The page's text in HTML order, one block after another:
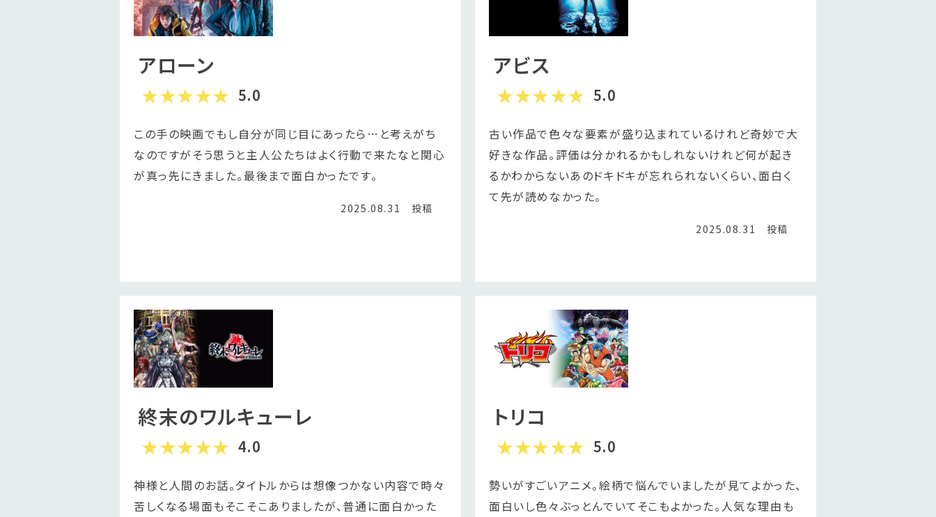
アローン
5.0
この手の映画でもし自分が同じ目にあったら…と考えがち
なのですがそう思うと主人公たちはよく行動で来たなと関心
が真っ先にきました。最後まで面白かったです。
2025.08.31 投稿
アビス
5.0
古い作品で色々な要素が盛り込まれているけれど奇妙で大
好きな作品。評価は分かれるかもしれないけれど何が起き
るかわからないあのドキドキが忘れられないくらい、面白く
て先が読めなかった。
2025.08.31 投稿
終末のワルキューレ
4.0
神様と人間のお話。タイトルからは想像つかない内容で時々
苦しくなる場面もそこそこありましたが、普通に面白かった
トリコ
5.0
勢いがすごいアニメ。絵柄で悩んでいましたが見てよかった、
面白いし色々ぶっとんでいてそこもよかった。人気な理由も